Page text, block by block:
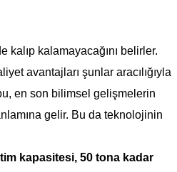
kalıp kalamayacağını belirler.
avantajları şunlar aracılığıyla
en son bilimsel gelişmelerin
gelir. Bu da teknolojinin
kapasitesi, 50 tona kadar